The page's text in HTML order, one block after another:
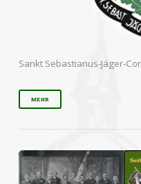
Sankt Sebastianus-Jäger-
MEHR